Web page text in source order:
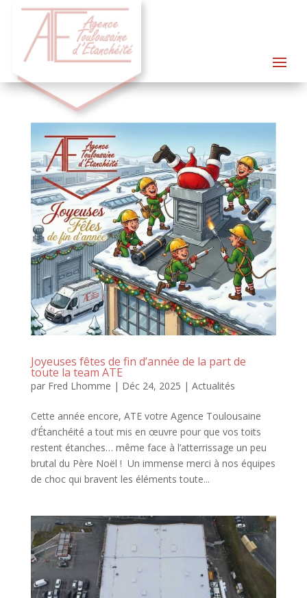
Joyeuses fêtes de fin d’année de la part de
toute la team ATE
par Fred Lhomme | Déc 24, 2025 | Actualités
Cette année encore, ATE votre Agence Toulousaine
d’Étanchéité a tout mis en œuvre pour que vos toits
restent étanches… même face à l’atterrissage un peu
brutal du Père Noël ! Un immense merci à nos équipes
de choc qui bravent les éléments toute...